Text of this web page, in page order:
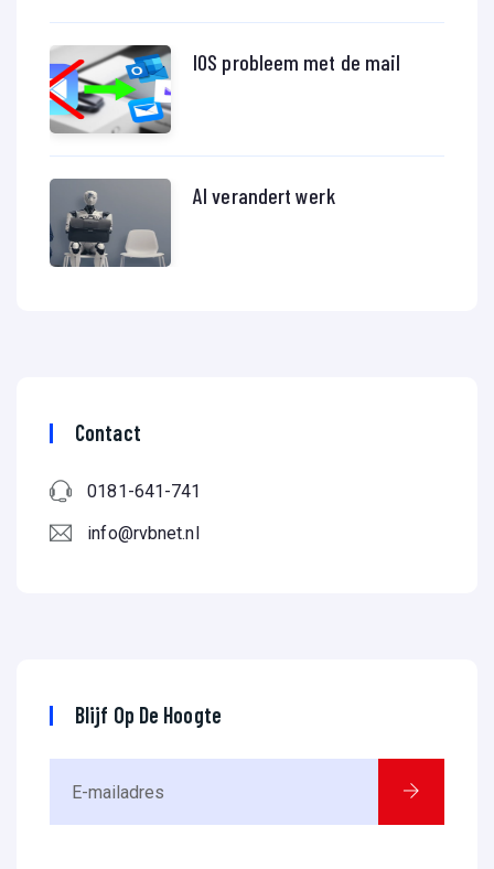
IOS probleem met de mail
AI verandert werk
Contact
0181-641-741
info@rvbnet.nl
Blijf Op De Hoogte